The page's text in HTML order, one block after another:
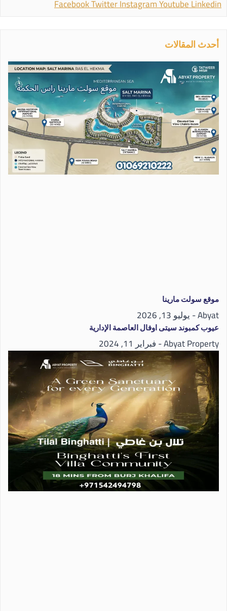
FacebookTwitterInstagramYoutubeLinkedin
أحدث المقالات
موقع سولت مارينا
Abyat يوليو 13, 2026
عيوب كمبوند سيتى اوفال العاصمة الإدارية
Abyat Property فبراير 11, 2024